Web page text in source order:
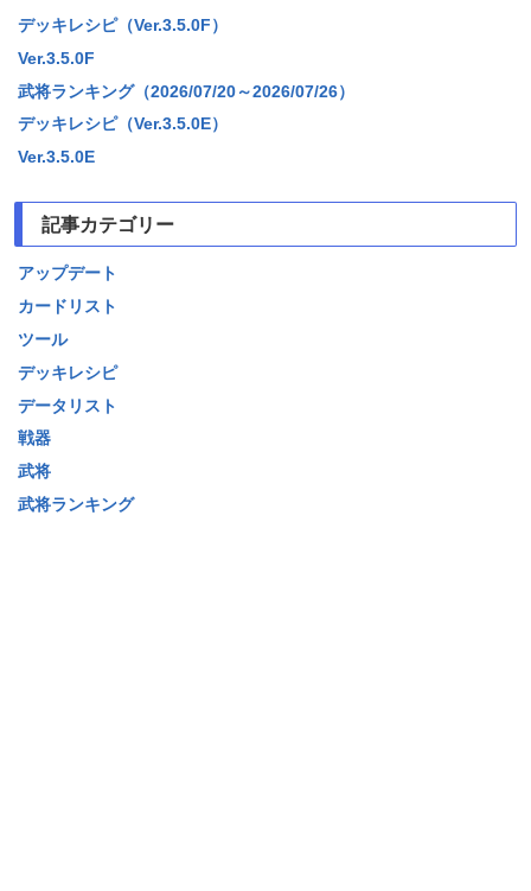
デッキレシピ（Ver.3.5.0F）
Ver.3.5.0F
武将ランキング（2026/07/20～2026/07/26）
デッキレシピ（Ver.3.5.0E）
Ver.3.5.0E
記事カテゴリー
アップデート
カードリスト
ツール
デッキレシピ
データリスト
戦器
武将
武将ランキング